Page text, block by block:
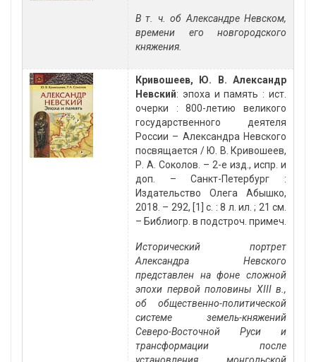
В т. ч. об Александре Невском,
времени его новгородского
княжения.
Кривошеев, Ю. В. Александр
Невский: эпоха и память : ист.
очерки : 800-летию великого
государственного деятеля
России – Александра Невского
посвящается / Ю. В. Кривошеев,
Р. А. Соколов. – 2-е изд., испр. и
доп. – Санкт-Петербург :
Издательство Олега Абышко,
2018. – 292, [1] с. : 8 л. ил. ; 21 см.
– Библиогр. в подстроч. примеч.
Исторический портрет
Александра Невского
представлен на фоне сложной
эпохи первой половины XIII в.,
об общественно-политической
системе земель-княжений
Северо-Восточной Руси и
трансформации после